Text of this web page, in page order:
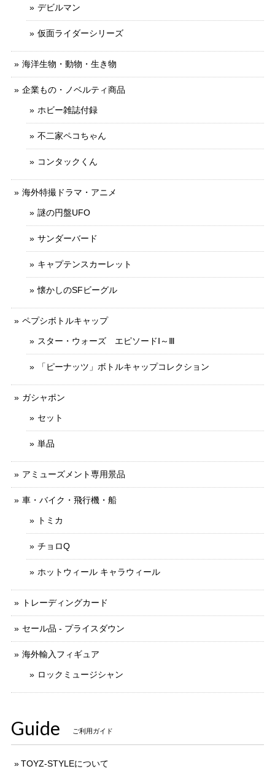
デビルマン
仮面ライダーシリーズ
海洋生物・動物・生き物
企業もの・ノベルティ商品
ホビー雑誌付録
不二家ペコちゃん
コンタックくん
海外特撮ドラマ・アニメ
謎の円盤UFO
サンダーバード
キャプテンスカーレット
懐かしのSFビーグル
ペプシボトルキャップ
スター・ウォーズ エピソードⅠ～Ⅲ
「ピーナッツ」ボトルキャップコレクション
ガシャポン
セット
単品
アミューズメント専用景品
車・バイク・飛行機・船
トミカ
チョロQ
ホットウィール キャラウィール
トレーディングカード
セール品 - プライスダウン
海外輸入フィギュア
ロックミュージシャン
Guide ご利用ガイド
TOYZ-STYLEについて